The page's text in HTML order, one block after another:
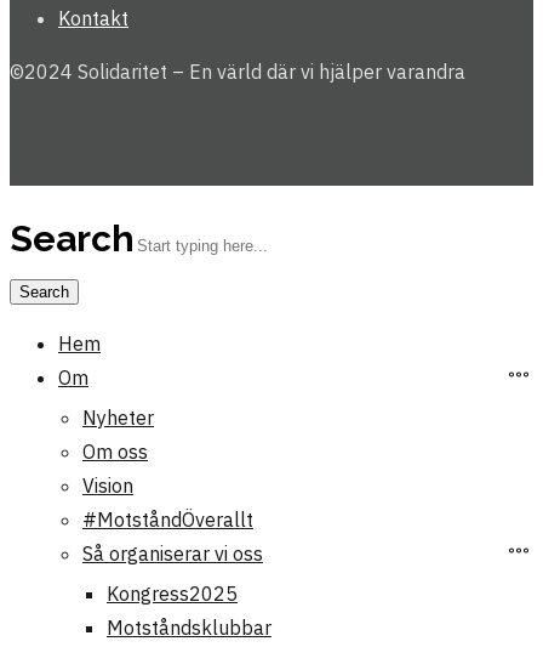
Kontakt
©2024 Solidaritet – En värld där vi hjälper varandra
Search
Hem
Om
Nyheter
Om oss
Vision
#MotståndÖverallt
Så organiserar vi oss
Kongress2025
Motståndsklubbar